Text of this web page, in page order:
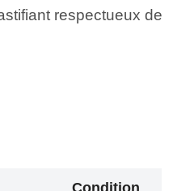
respectueux de
Condition